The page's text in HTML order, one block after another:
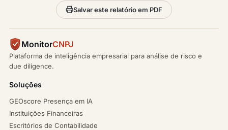
Salvar este relatório em PDF
MonitorCNPJ
Plataforma de inteligência empresarial para análise de risco e
due diligence.
Soluções
GEOscore Presença em IA
Instituições Financeiras
Escritórios de Contabilidade